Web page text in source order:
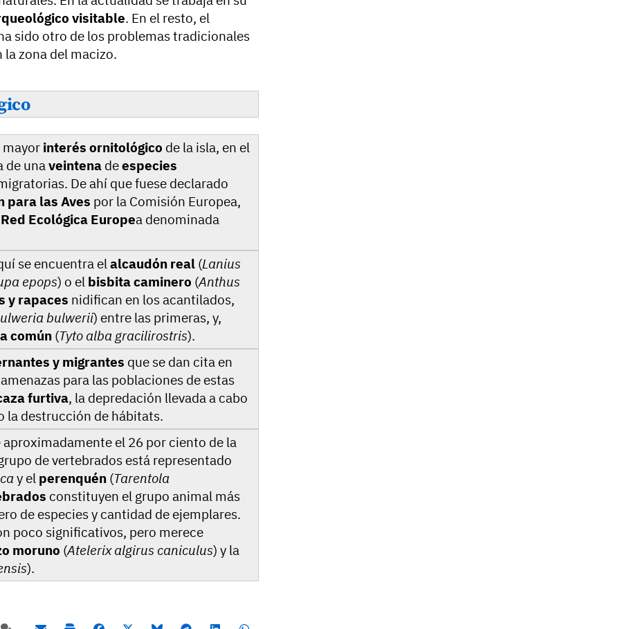
visitable. En el resto, el
sido otro de los problemas tradicionales
la zona del macizo.
mayor interés ornitológico de la isla, en el
de unaveintena deespecies
De ahí que fuese declarado
para las Aves por la Comisión Europea,
Red Ecológica Europea denominada
se encuentra elalcaudón real (Lanius
epops) o el bisbita caminero (Anthus
y rapaces nidifican en los acantilados,
bulwerii) entre las primeras, y,
común (Tyto alba gracilirostris).
y migrantes que se dan cita en
para las poblaciones de estas
furtiva, la depredación llevada a cabo
la destrucción de hábitats.
aproximadamente el 26 por ciento de la
de vertebrados está representado
y el perenquén (Tarentola
constituyen el grupo animal más
de especies y cantidad de ejemplares.
poco significativos, pero merece
moruno (Atelerix algirus caniculus) y la
).